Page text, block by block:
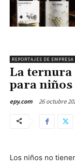
REPORTAJES DE EMPRESA
La ternura
para niños
epy.com 26 octubre
Los niños no